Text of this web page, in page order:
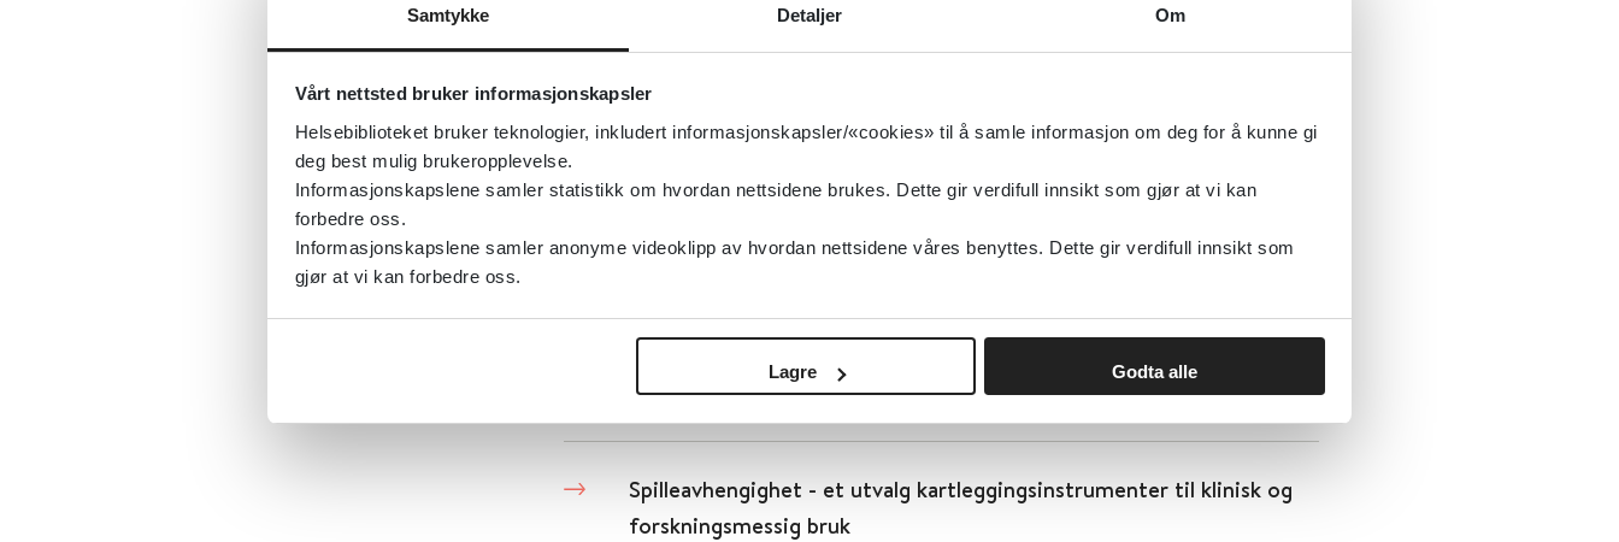
Samtykke Detaljer Om
Vårt nettsted bruker informasjonskapsler
Helsebiblioteket bruker teknologier, inkludert informasjonskapsler/«cookies» til å samle informasjon om deg for å kunne gi
deg best mulig brukeropplevelse.
Informasjonskapslene samler statistikk om hvordan nettsidene brukes. Dette gir verdifull innsikt som gjør at vi kan
forbedre oss.
Informasjonskapslene samler anonyme videoklipp av hvordan nettsidene våres benyttes. Dette gir verdifull innsikt som
gjør at vi kan forbedre oss.
Lagre Godta alle
SOFA - Skjema for oversikt over forvarsel til aggressiv atferd -
brukerveiledning
Helsebiblioteket
Detaljer
Haukeland Universitetssykehus
Detaljer
Spilleavhengighet - et utvalg kartleggingsinstrumenter til klinisk og
forskningsmessig bruk